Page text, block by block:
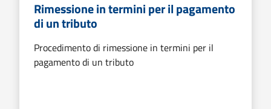
Rimessione in termini per il pagamento
di un tributo
Procedimento di rimessione in termini per il
pagamento di un tributo